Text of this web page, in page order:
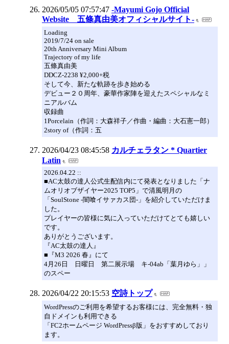
2026/05/05 07:57:47 -Mayumi Gojo Official
Website 五條真由美オフィシャルサイト-
Loading
2019/7/24 on sale
20th Anniversary Mini Album
Trajectory of my life
五條真由美
DDCZ-2238 ¥2,000+税
そして今、新たな軌跡を歩き始める
デビュー２０周年、豪華作家陣を迎えたスペシャルなミ
ニアルバム
収録曲
1Porcelain（作詞：大森祥子／作曲・編曲：大石憲一郎）
2story of（作詞：五
2026/04/23 08:45:58 カルチェラタン * Quartier
Latin
2026.04.22 ::
■AC太鼓の達人公式生配信内にて発表となりました「ナ
ムオリオブザイヤー2025 TOP5」で清風明月の
「SoulStone -闇喰イサァカス団-」を紹介していただけま
した。
プレイヤーの皆様に気に入っていただけてとても嬉しい
です。
ありがとうございます。
『AC太鼓の達人』
■『M3 2026 春』にて
4月26日 日曜日 第二展示場 キ-04ab「葉月ゆら」」
のスペー
2026/04/22 20:15:53 空詩トップ
WordPressのご利用を希望するお客様には、完全無料・独
自ドメインも利用できる
「FC2ホームページ WordPressβ版」をおすすめしており
ます。